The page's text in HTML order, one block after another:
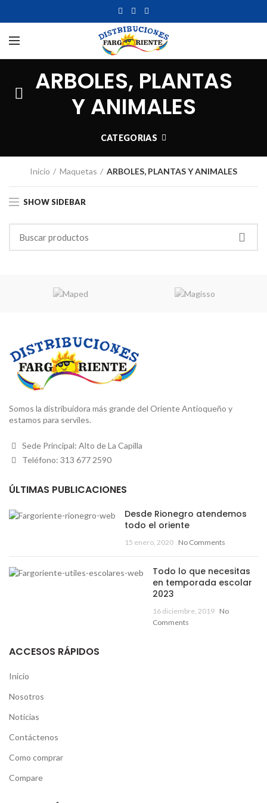
ARBOLES, PLANTAS
Y ANIMALES
CATEGORIAS
Inicio Maquetas ARBOLES, PLANTAS Y ANIMALES
SHOW SIDEBAR
Somos la distribuidora más grande del Oriente Antioqueño y
estamos para serviles.
Sede Principal: Alto de La Capilla
Teléfono: 313 677 2590
ÚLTIMAS PUBLICACIONES
Desde Rionegro atendemos
todo el oriente
15 enero, 2020 No Comments
Todo lo que necesitas
en temporada escolar
2023
16 diciembre, 2019 No
Comments
ACCESOS RÁPIDOS
Inicio
Nosotros
Noticias
Contáctenos
Como comprar
Compare